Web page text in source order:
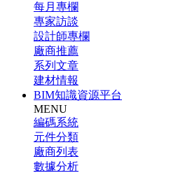
每月專欄
專家訪談
設計師專欄
廠商推薦
系列文章
建材情報
BIM知識資源平台
MENU
編碼系統
元件分類
廠商列表
數據分析